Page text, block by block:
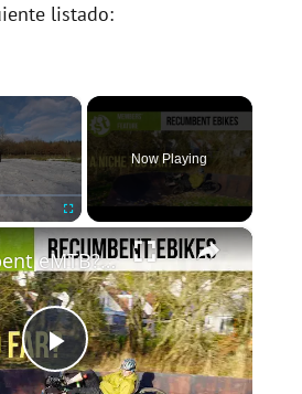
listado:
×
Fullscreen
Now Playing
×
P
Recumbent eMTB? TRAILER - All the weird and the cooky in one tri-wheeled package